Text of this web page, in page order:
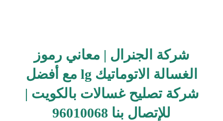
شركة الجنرال | معاني رموز
الغسالة الاتوماتيك lg مع أفضل
شركة تصليح غسالات بالكويت |
للإتصال بنا 96010068